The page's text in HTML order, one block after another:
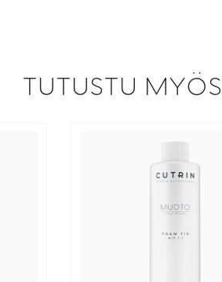
TUTUSTU MYÖS